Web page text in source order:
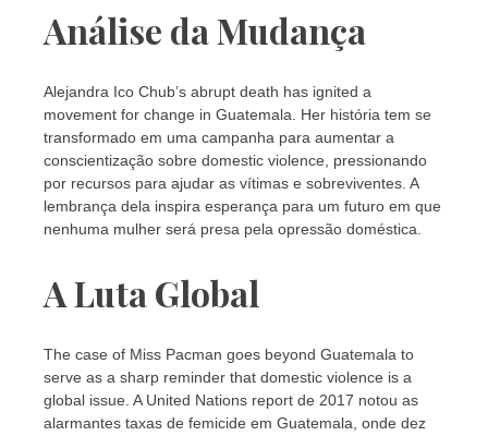
Análise da Mudança
Alejandra Ico Chub’s abrupt death has ignited a
movement for change in Guatemala. Her história tem se
transformado em uma campanha para aumentar a
conscientização sobre domestic violence, pressionando
por recursos para ajudar as vítimas e sobreviventes. A
lembrança dela inspira esperança para um futuro em que
nenhuma mulher será presa pela opressão doméstica.
A Luta Global
The case of Miss Pacman goes beyond Guatemala to
serve as a sharp reminder that domestic violence is a
global issue. A United Nations report de 2017 notou as
alarmantes taxas de femicide em Guatemala, onde dez